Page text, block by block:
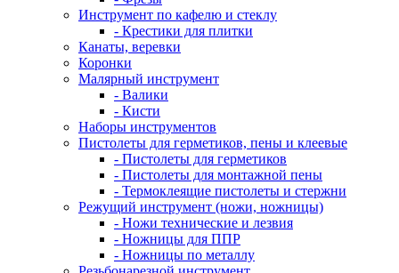
Инструмент по кафелю и стеклу
- Крестики для плитки
Канаты, веревки
Коронки
Малярный инструмент
- Валики
- Кисти
Наборы инструментов
Пистолеты для герметиков, пены и клеевые
- Пистолеты для герметиков
- Пистолеты для монтажной пены
- Термоклеящие пистолеты и стержни
Режущий инструмент (ножи, ножницы)
- Ножи технические и лезвия
- Ножницы для ППР
- Ножницы по металлу